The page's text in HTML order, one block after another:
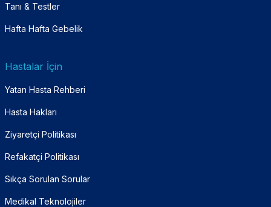
Tanı & Testler
Hafta Hafta Gebelik
Hastalar İçin
Yatan Hasta Rehberi
Hasta Hakları
Ziyaretçi Politikası
Refakatçi Politikası
Sıkça Sorulan Sorular
Medikal Teknolojiler